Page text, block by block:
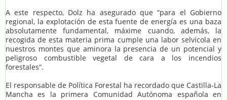
A este respecto, Dolz ha asegurado que “para el Gobierno
regional, la explotación de esta fuente de energía es una baza
absolutamente fundamental, máxime cuando, además, la
recogida de esta materia prima cumple una labor selvícola en
nuestros montes que aminora la presencia de un potencial y
peligroso combustible vegetal de cara a los incendios
forestales”.
El responsable de Política Forestal ha recordado que Castilla-La
Mancha es la primera Comunidad Autónoma española en